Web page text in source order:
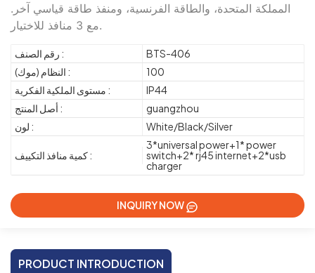
المملكة المتحدة، والطاقة الفرنسية، ومنفذ طاقة قياسي آخر.
مع 3 منافذ للاختيار.
رقم الصنف :
BTS-406
النظام (موك) :
100
مستوى الملكية الفكرية :
IP44
أصل المنتج :
guangzhou
لون :
White/Black/Silver
كمية منافذ التكييف :
3*universal power+1* power
switch+2* rj45 internet+2*usb
charger
INQUIRY NOW
PRODUCT INTRODUCTION